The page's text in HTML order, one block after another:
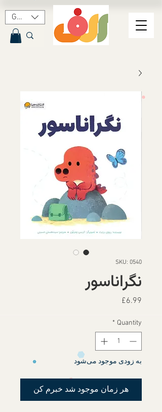
GBP (£)
SKU: 0540
نگراناسور
£6.99
Quantity
*
به زودی موجود می‌شود
هر زمان موجود شد خبرم کن